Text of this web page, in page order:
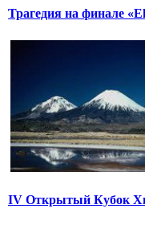
Трагедия на финале
IV Открытый Кубок